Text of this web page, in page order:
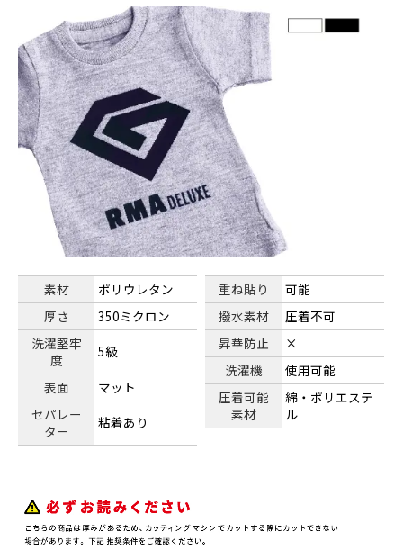
素材
ポリウレタン
厚さ
350ミクロン
洗濯堅牢
度
5級
表面
マット
セパレー
ター
粘着あり
重ね貼り
可能
撥水素材
圧着不可
昇華防止
×
洗濯機
使用可能
圧着可能
素材
綿・ポリエステ
ル